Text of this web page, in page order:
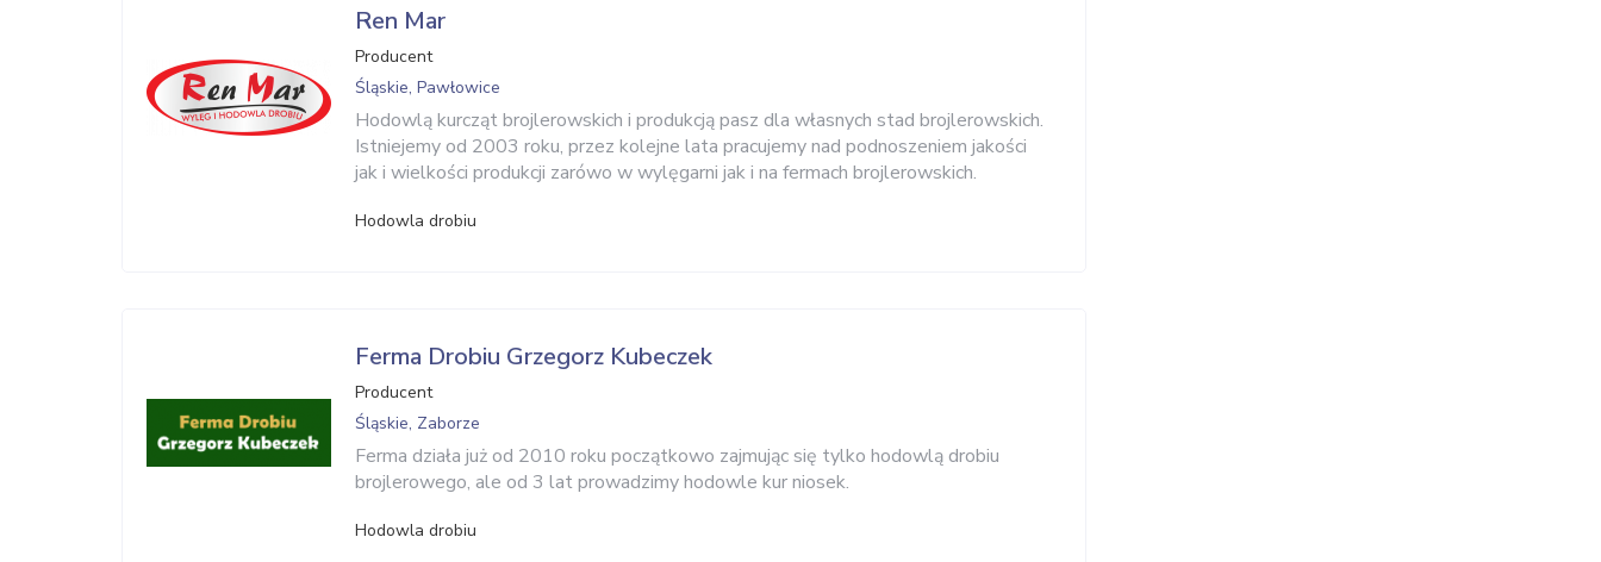
Ren Mar
Producent
Śląskie, Pawłowice
Hodowlą kurcząt brojlerowskich i produkcją pasz dla własnych stad brojlerowskich.
Istniejemy od 2003 roku, przez kolejne lata pracujemy nad podnoszeniem jakości
jak i wielkości produkcji zarówo w wylęgarni jak i na fermach brojlerowskich.
Hodowla drobiu
Ferma Drobiu Grzegorz Kubeczek
Producent
Śląskie, Zaborze
Ferma działa już od 2010 roku początkowo zajmując się tylko hodowlą drobiu
brojlerowego, ale od 3 lat prowadzimy hodowle kur niosek.
Hodowla drobiu